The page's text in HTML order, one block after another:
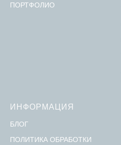
ПОРТФОЛИО
ИНФОРМАЦИЯ
БЛОГ
ПОЛИТИКА ОБРАБОТКИ